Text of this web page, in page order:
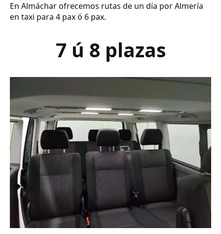
En Almáchar ofrecemos rutas de un día por Almería
en taxi para 4 pax ó 6 pax.
7 ú 8 plazas